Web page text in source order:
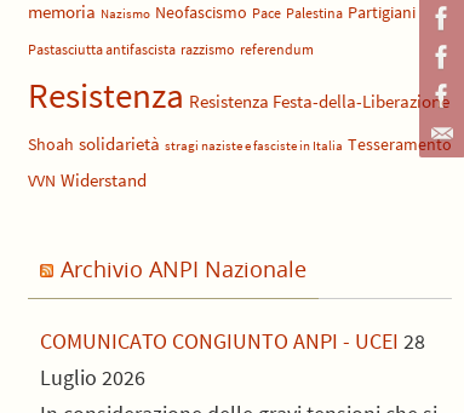
memoria Nazismo Neofascismo Pace Palestina Partigiani
Pastasciutta antifascista razzismo referendum
Resistenza Resistenza Festa-della-Liberazione
Shoah solidarietà stragi naziste e fasciste in Italia Tesseramento
VVN Widerstand
Archivio ANPI Nazionale
COMUNICATO CONGIUNTO ANPI - UCEI 28
Luglio 2026